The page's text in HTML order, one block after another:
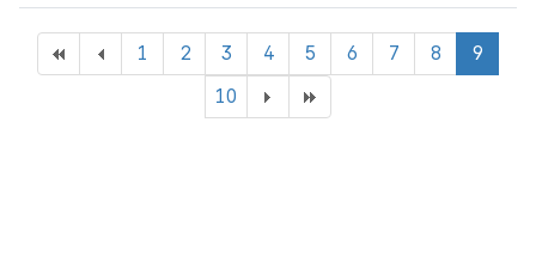
1 2 3 4 5 6 7 8
9
10